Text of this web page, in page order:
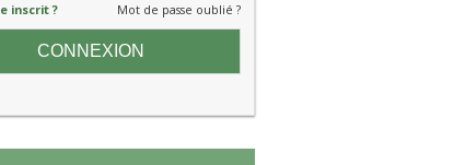
inscrit ? Mot de passe oublié ?